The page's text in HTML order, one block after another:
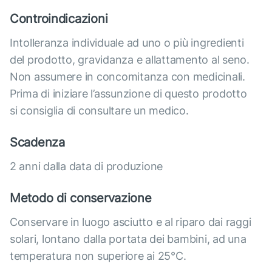
Controindicazioni
Intolleranza individuale ad uno o più ingredienti
del prodotto, gravidanza e allattamento al seno.
Non assumere in concomitanza con medicinali.
Prima di iniziare l’assunzione di questo prodotto
si consiglia di consultare un medico.
Scadenza
2 anni dalla data di produzione
Metodo di conservazione
Conservare in luogo asciutto e al riparo dai raggi
solari, lontano dalla portata dei bambini, ad una
temperatura non superiore ai 25°C.